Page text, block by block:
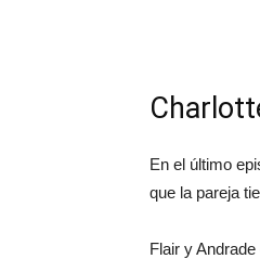
En el último
que la pareja
Flair y